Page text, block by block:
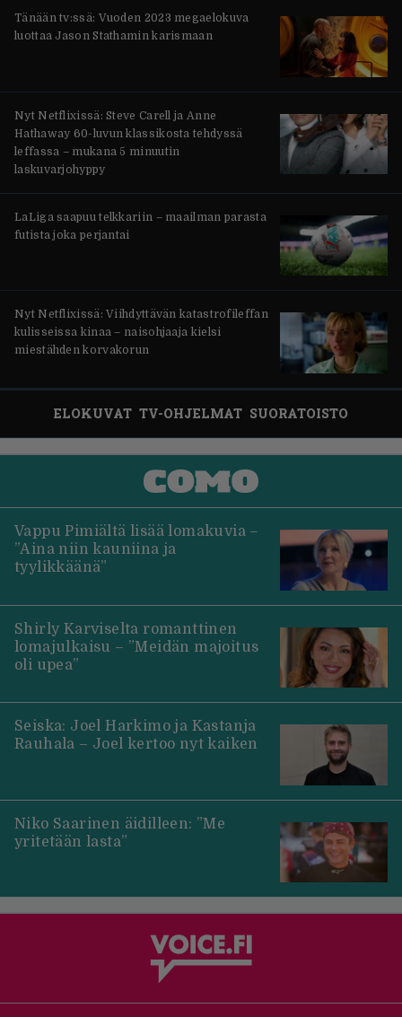
Tänään tv:ssä: Vuoden 2023 megaelokuva
luottaa Jason Stathamin karismaan
Nyt Netflixissä: Steve Carell ja Anne
Hathaway 60-luvun klassikosta tehdyssä
leffassa – mukana 5 minuutin
laskuvarjohyppy
LaLiga saapuu telkkariin – maailman parasta
futista joka perjantai
Nyt Netflixissä: Viihdyttävän katastrofileffan
kulisseissa kinaa – naisohjaaja kielsi
miestähden korvakorun
ELOKUVAT TV-OHJELMAT SUORATOISTO
Vappu Pimiältä lisää lomakuvia –
”Aina niin kauniina ja
tyylikkäänä”
Shirly Karviselta romanttinen
lomajulkaisu – ”Meidän majoitus
oli upea”
Seiska: Joel Harkimo ja Kastanja
Rauhala – Joel kertoo nyt kaiken
Niko Saarinen äidilleen: ”Me
yritetään lasta”